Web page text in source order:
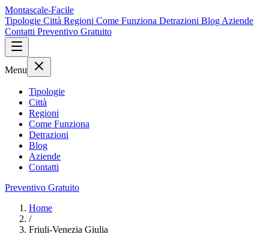
Montascale-Facile
Tipologie Città Regioni Come Funziona Detrazioni Blog Aziende
Contatti Preventivo Gratuito
Menu
Tipologie
Città
Regioni
Come Funziona
Detrazioni
Blog
Aziende
Contatti
Preventivo Gratuito
Home
/
Friuli-Venezia Giulia